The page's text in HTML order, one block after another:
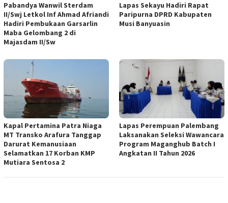
Pabandya Wanwil Sterdam
II/Swj Letkol Inf Ahmad Afriandi
Hadiri Pembukaan Garsarlin
Maba Gelombang 2 di
Majasdam II/Sw
Lapas Sekayu Hadiri Rapat
Paripurna DPRD Kabupaten
Musi Banyuasin
Kapal Pertamina Patra Niaga
MT Transko Arafura Tanggap
Darurat Kemanusiaan
Selamatkan 17 Korban KMP
Mutiara Sentosa 2
Lapas Perempuan Palembang
Laksanakan Seleksi Wawancara
Program Maganghub Batch I
Angkatan II Tahun 2026